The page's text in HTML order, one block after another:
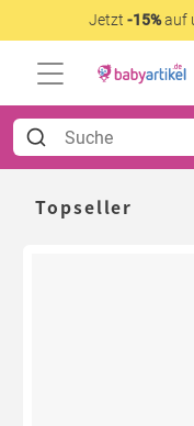
Jetzt -15%auf
Topseller